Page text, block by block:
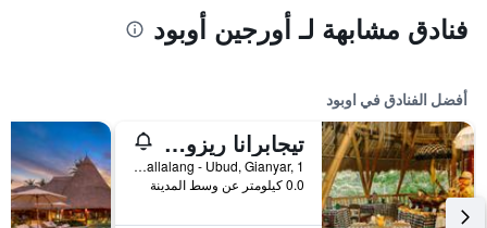
فنادق مشابهة لـ أورجين أوبود
أفضل الفنادق في اوبود
تيجابرانا ريزورت آند سبا
Banjar Sapat, Tegallalang - Ubud, Gianyar, 1, اوبود, إندونيسيا
0.0 كيلومتر عن وسط المدينة